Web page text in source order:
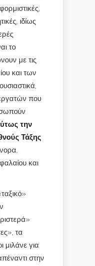
ιδίως
το
με τις
και των
που
την
Τάξης
και
τα
μιλάνε για
στην